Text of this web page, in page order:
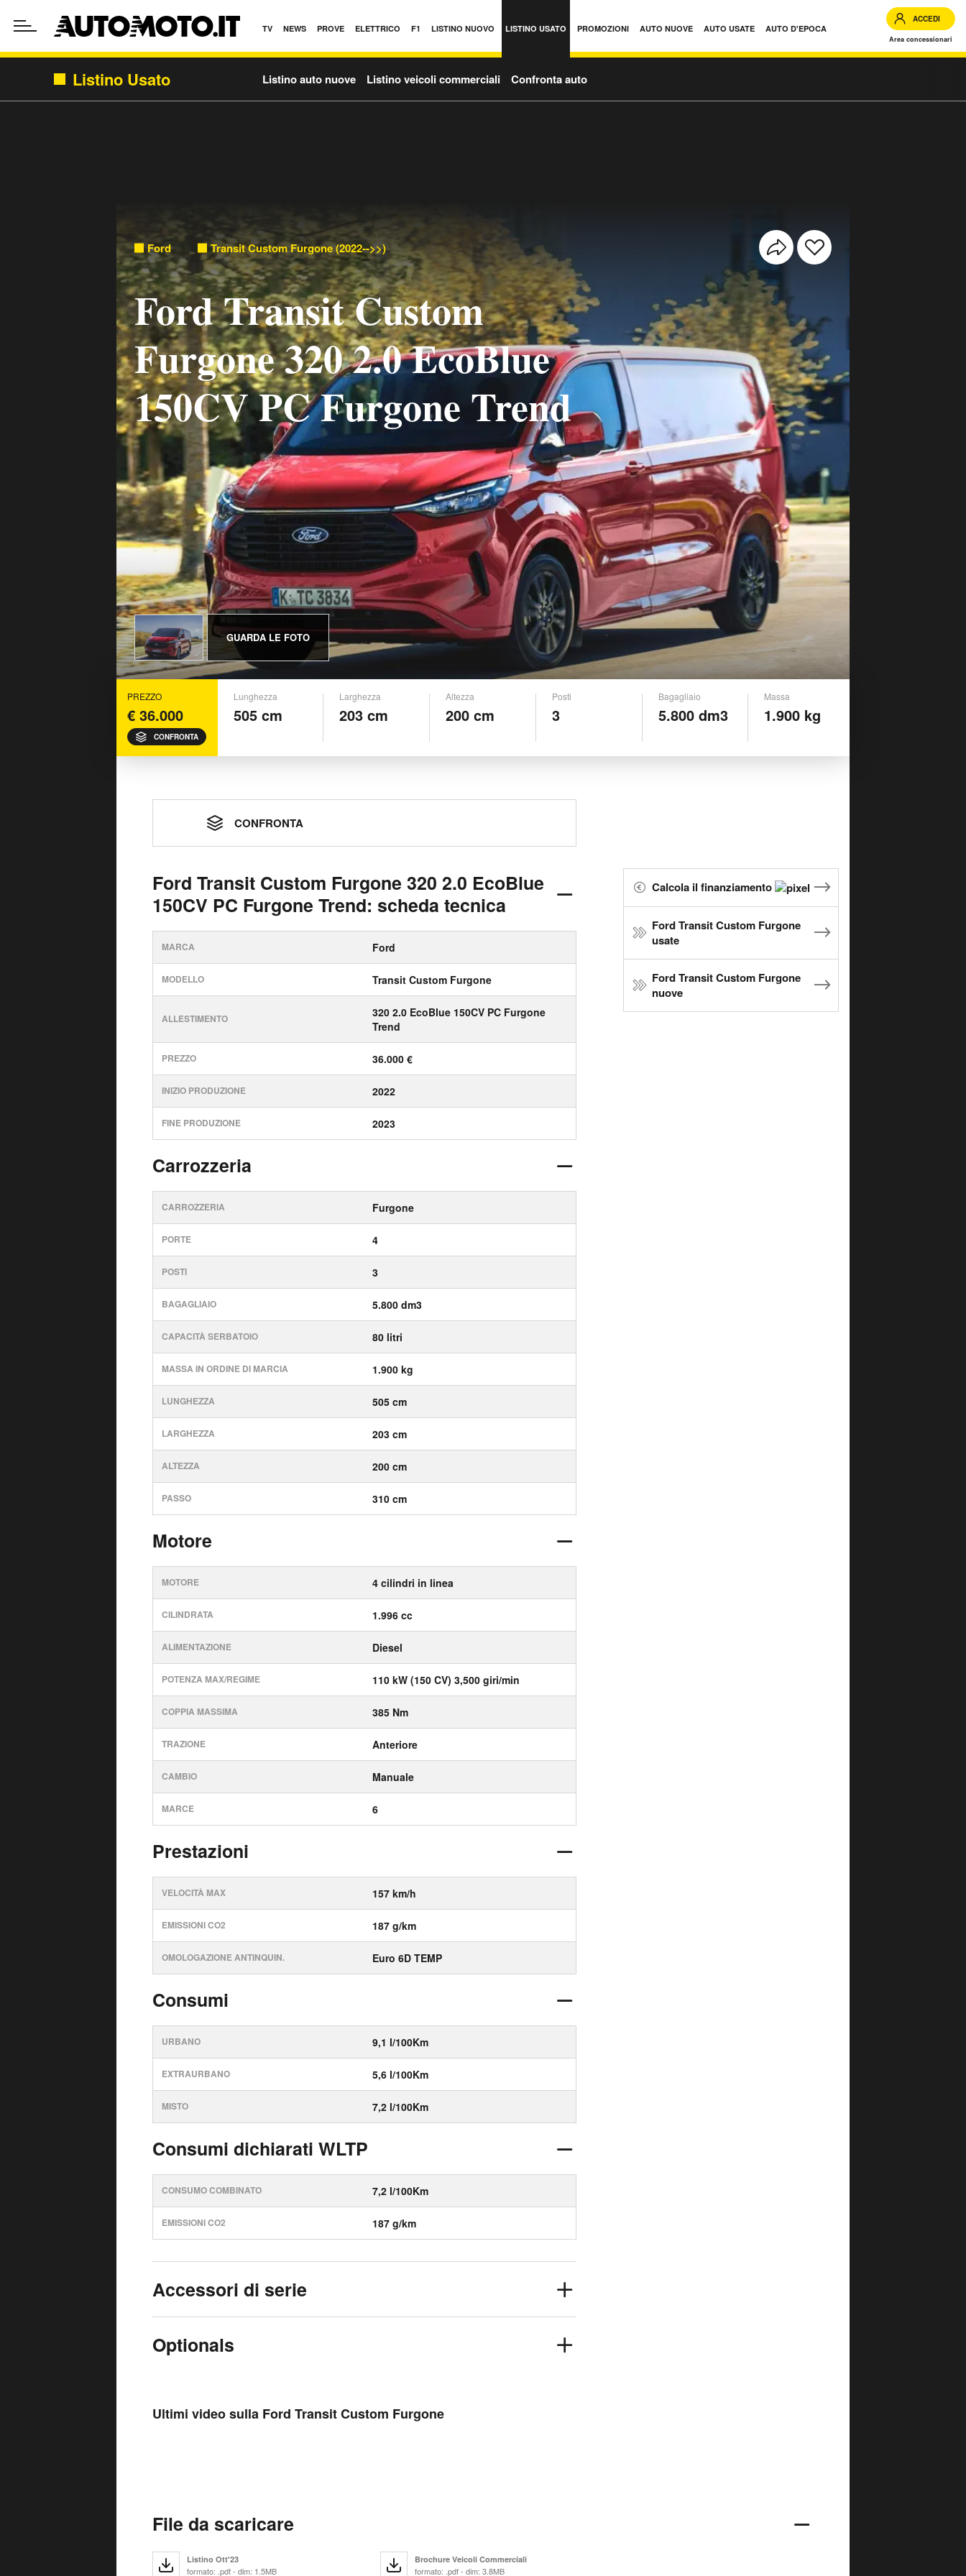
TV NEWS PROVE ELETTRICO F1 LISTINO NUOVO LISTINO USATO PROMOZIONI AUTO NUOVE AUTO USATE AUTO D'EPOCA
ACCEDI
Area concessionari
Listino Usato Listino auto nuove Listino veicoli commerciali Confronta auto
Ford Transit Custom Furgone (2022-->>)
Ford Transit Custom
Furgone 320 2.0 EcoBlue
150CV PC Furgone Trend
GUARDA LE FOTO
PREZZO
€ 36.000
CONFRONTA
Lunghezza
505 cm
Larghezza
203 cm
Altezza
200 cm
Posti
3
Bagagliaio
5.800 dm3
Massa
1.900 kg
CONFRONTA
Ford Transit Custom Furgone 320 2.0 EcoBlue
150CV PC Furgone Trend: scheda tecnica
MARCA Ford
MODELLO Transit Custom Furgone
ALLESTIMENTO
320 2.0 EcoBlue 150CV PC Furgone
Trend
PREZZO 36.000 €
INIZIO PRODUZIONE 2022
FINE PRODUZIONE 2023
Carrozzeria
CARROZZERIA Furgone
PORTE 4
POSTI 3
BAGAGLIAIO 5.800 dm3
CAPACITÀ SERBATOIO 80 litri
MASSA IN ORDINE DI MARCIA 1.900 kg
LUNGHEZZA 505 cm
LARGHEZZA 203 cm
ALTEZZA 200 cm
PASSO 310 cm
Motore
MOTORE 4 cilindri in linea
CILINDRATA 1.996 cc
ALIMENTAZIONE Diesel
POTENZA MAX/REGIME 110 kW (150 CV) 3,500 giri/min
COPPIA MASSIMA 385 Nm
TRAZIONE Anteriore
CAMBIO Manuale
MARCE 6
Prestazioni
VELOCITÀ MAX 157 km/h
EMISSIONI CO2 187 g/km
OMOLOGAZIONE ANTINQUIN. Euro 6D TEMP
Consumi
URBANO 9,1 l/100Km
EXTRAURBANO 5,6 l/100Km
MISTO 7,2 l/100Km
Consumi dichiarati WLTP
CONSUMO COMBINATO 7,2 l/100Km
EMISSIONI CO2 187 g/km
Accessori di serie
Optionals
Ultimi video sulla Ford Transit Custom Furgone
Calcola il finanziamento
Ford Transit Custom Furgone
usate
Ford Transit Custom Furgone
nuove
File da scaricare
Listino Ott'23
formato: .pdf - dim: 1.5MB
Brochure Veicoli Commerciali
formato: .pdf - dim: 3.8MB